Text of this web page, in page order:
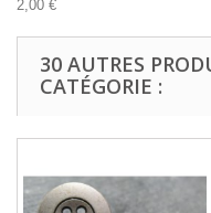
2,00 €
30 AUTRES
CATÉGORIE :